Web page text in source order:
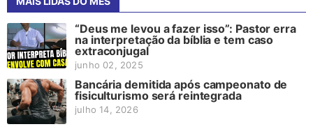
“Deus me levou a fazer isso”: Pastor erra
na interpretação da bíblia e tem caso
extraconjugal
junho 02, 2025
Bancária demitida após campeonato de
fisiculturismo será reintegrada
julho 14, 2026